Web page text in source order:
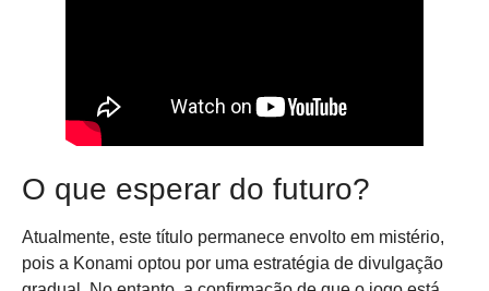
O que esperar do futuro?
Atualmente, este título permanece envolto em mistério,
pois a Konami optou por uma estratégia de divulgação